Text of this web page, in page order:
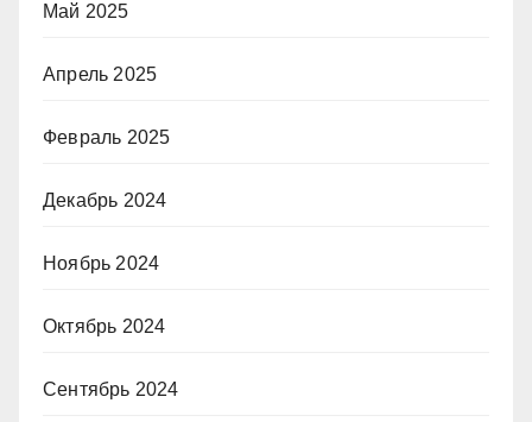
Май 2025
Апрель 2025
Февраль 2025
Декабрь 2024
Ноябрь 2024
Октябрь 2024
Сентябрь 2024